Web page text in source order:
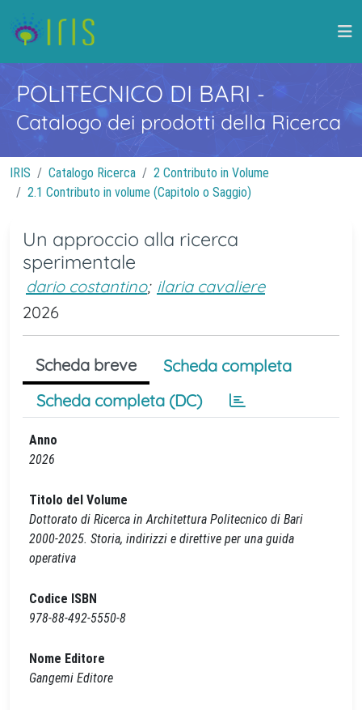
POLITECNICO DI BARI -
Catalogo dei prodotti della Ricerca
IRIS Catalogo Ricerca
2 Contributo in Volume
2.1 Contributo in volume (Capitolo o Saggio)
Un approccio alla ricerca
sperimentale
dario costantino; ilaria cavaliere
2026
Scheda breve
Scheda completa
Scheda completa (DC)
Anno
2026
Titolo del Volume
Dottorato di Ricerca in Architettura Politecnico di Bari
2000-2025. Storia, indirizzi e direttive per una guida
operativa
Codice ISBN
978-88-492-5550-8
Nome Editore
Gangemi Editore